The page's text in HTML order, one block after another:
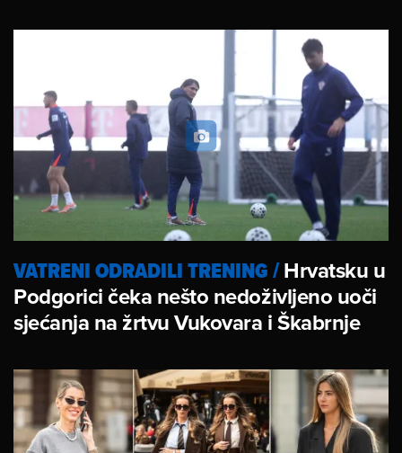
VATRENI ODRADILI TRENING/Hrvatsku u
Podgorici čeka nešto nedoživljeno uoči
sjećanja na žrtvu Vukovara i Škabrnje